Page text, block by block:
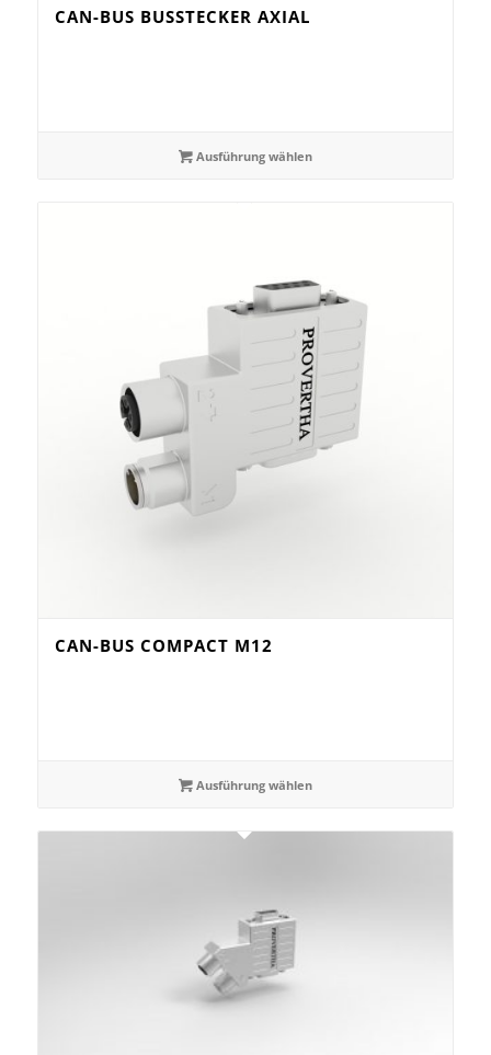
CAN-BUS BUSSTECKER AXIAL
Ausführung wählen
CAN-BUS COMPACT M12
Ausführung wählen